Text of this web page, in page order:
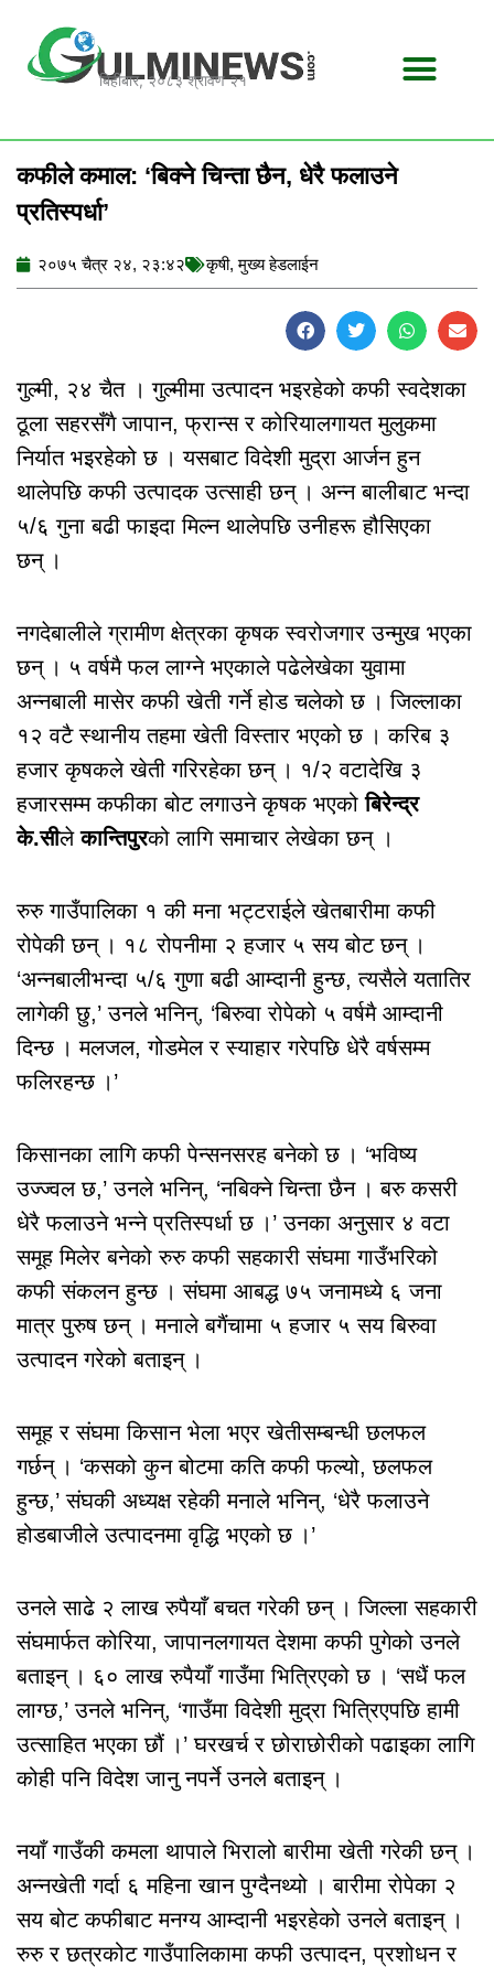
content
बिहीबार, २०८३ श्रावण २१
कफीले कमाल: ‘बिक्ने चिन्ता छैन, धेरै फलाउने
प्रतिस्पर्धा’
२०७५ चैत्र २४, २३:४२ कृषी,मुख्य हेडलाईन
गुल्मी, २४ चैत । गुल्मीमा उत्पादन भइरहेको कफी स्वदेशका
ठूला सहरसँगै जापान, फ्रान्स र कोरियालगायत मुलुकमा
निर्यात भइरहेको छ । यसबाट विदेशी मुद्रा आर्जन हुन
थालेपछि कफी उत्पादक उत्साही छन् । अन्न बालीबाट भन्दा
५/६ गुना बढी फाइदा मिल्न थालेपछि उनीहरू हौसिएका
छन् ।
नगदेबालीले ग्रामीण क्षेत्रका कृषक स्वरोजगार उन्मुख भएका
छन् । ५ वर्षमै फल लाग्ने भएकाले पढेलेखेका युवामा
अन्नबाली मासेर कफी खेती गर्ने होड चलेको छ । जिल्लाका
१२ वटै स्थानीय तहमा खेती विस्तार भएको छ । करिब ३
हजार कृषकले खेती गरिरहेका छन् । १/२ वटादेखि ३
हजारसम्म कफीका बोट लगाउने कृषक भएकोबिरेन्द्र
के.सीलेकान्तिपुरको लागि समाचार लेखेका छन् ।
रुरु गाउँपालिका १ की मना भट्टराईले खेतबारीमा कफी
रोपेकी छन् । १८ रोपनीमा २ हजार ५ सय बोट छन् ।
‘अन्नबालीभन्दा ५/६ गुणा बढी आम्दानी हुन्छ, त्यसैले यतातिर
लागेकी छु,’ उनले भनिन्, ‘बिरुवा रोपेको ५ वर्षमै आम्दानी
दिन्छ । मलजल, गोडमेल र स्याहार गरेपछि धेरै वर्षसम्म
फलिरहन्छ ।’
किसानका लागि कफी पेन्सनसरह बनेको छ । ‘भविष्य
उज्ज्वल छ,’ उनले भनिन्, ‘नबिक्ने चिन्ता छैन । बरु कसरी
धेरै फलाउने भन्ने प्रतिस्पर्धा छ ।’ उनका अनुसार ४ वटा
समूह मिलेर बनेको रुरु कफी सहकारी संघमा गाउँभरिको
कफी संकलन हुन्छ । संघमा आबद्ध ७५ जनामध्ये ६ जना
मात्र पुरुष छन् । मनाले बगैंचामा ५ हजार ५ सय बिरुवा
उत्पादन गरेको बताइन् ।
समूह र संघमा किसान भेला भएर खेतीसम्बन्धी छलफल
गर्छन् । ‘कसको कुन बोटमा कति कफी फल्यो, छलफल
हुन्छ,’ संघकी अध्यक्ष रहेकी मनाले भनिन्, ‘धेरै फलाउने
होडबाजीले उत्पादनमा वृद्धि भएको छ ।’
उनले साढे २ लाख रुपैयाँ बचत गरेकी छन् । जिल्ला सहकारी
संघमार्फत कोरिया, जापानलगायत देशमा कफी पुगेको उनले
बताइन् । ६० लाख रुपैयाँ गाउँमा भित्रिएको छ । ‘सधैं फल
लाग्छ,’ उनले भनिन्, ‘गाउँमा विदेशी मुद्रा भित्रिएपछि हामी
उत्साहित भएका छौं ।’ घरखर्च र छोराछोरीको पढाइका लागि
कोही पनि विदेश जानु नपर्ने उनले बताइन् ।
नयाँ गाउँकी कमला थापाले भिरालो बारीमा खेती गरेकी छन् ।
अन्नखेती गर्दा ६ महिना खान पुग्दैनथ्यो । बारीमा रोपेका २
सय बोट कफीबाट मनग्य आम्दानी भइरहेको उनले बताइन् ।
रुरु र छत्रकोट गाउँपालिकामा कफी उत्पादन, प्रशोधन र